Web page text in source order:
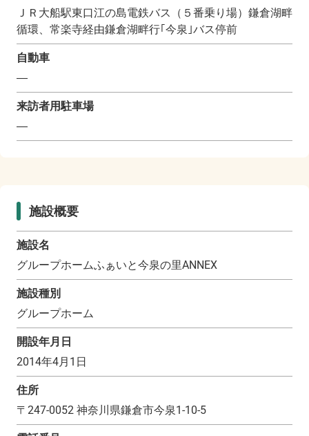
ＪＲ大船駅東口江の島電鉄バス（５番乗り場）鎌倉湖畔
循環、常楽寺経由鎌倉湖畔行｢今泉｣バス停前
自動車
―
来訪者用駐車場
―
施設概要
施設名
グループホームふぁいと今泉の里ANNEX
施設種別
グループホーム
開設年月日
2014年4月1日
住所
〒 247-0052 神奈川県鎌倉市今泉1-10-5